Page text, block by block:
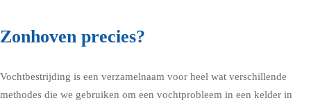
Zonhoven precies?
Vochtbestrijding is een verzamelnaam voor heel wat verschillende
methodes die we gebruiken om een vochtprobleem in een kelder in